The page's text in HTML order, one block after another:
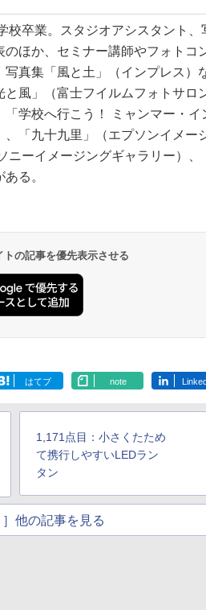
校卒業。スタジオアシスタント、
ほか、セミナー講師やフォトコ
真集「風と土」（インプレス）
風」（富士フイルムフォトサロ
「学校へ行こう！ ミャンマー・イ
「九十九里」（エプソンイメー
ニーイメージングギャラリー）、
る。
の記事を優先表示させる
はてブ note
1,171点目：小さくたため
て携行しやすいLEDラン
タン
］他の記事を見る